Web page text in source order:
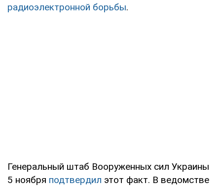
радиоэлектронной борьбы.
Генеральный штаб Вооруженных сил Украины
5 ноября подтвердил этот факт. В ведомстве